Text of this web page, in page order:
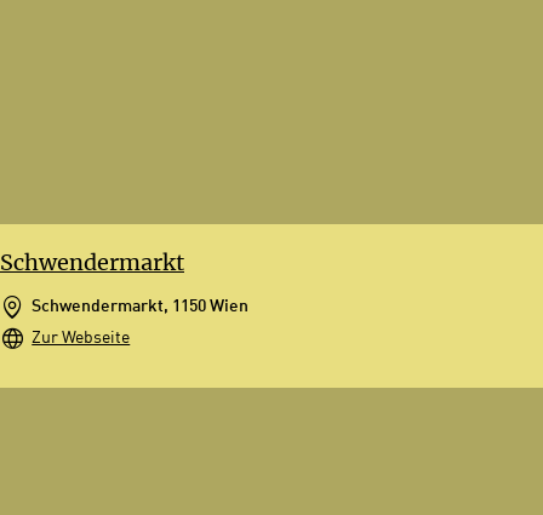
Schwendermarkt
Schwendermarkt, 1150 Wien
Zur Webseite